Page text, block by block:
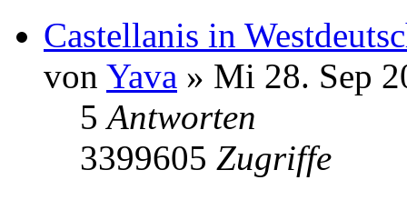
Castellanis in
von Yava » Mi 28. Sep
5Antworten
3399605 Zugriffe